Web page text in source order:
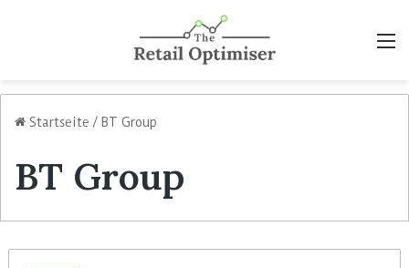
Startseite / BT Group
BT Group